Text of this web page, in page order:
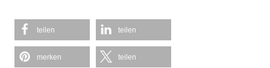
teilen teilen
merken teilen